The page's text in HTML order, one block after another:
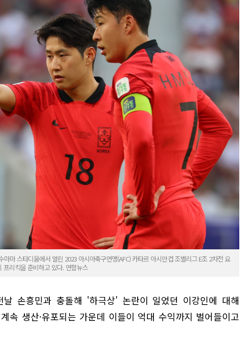
마마 스타디움에서 열린 2023 아시아축구연맹(AFC) 카타르 아시안컵 조별리그 E조 2차전 요
프리킥을 준비하고 있다. 연합뉴스
날 손흥민과 충돌해 '하극상' 논란이 일었던 이강인에 대해
속 생산·유포되는 가운데 이들이 억대 수익까지 벌어들이고